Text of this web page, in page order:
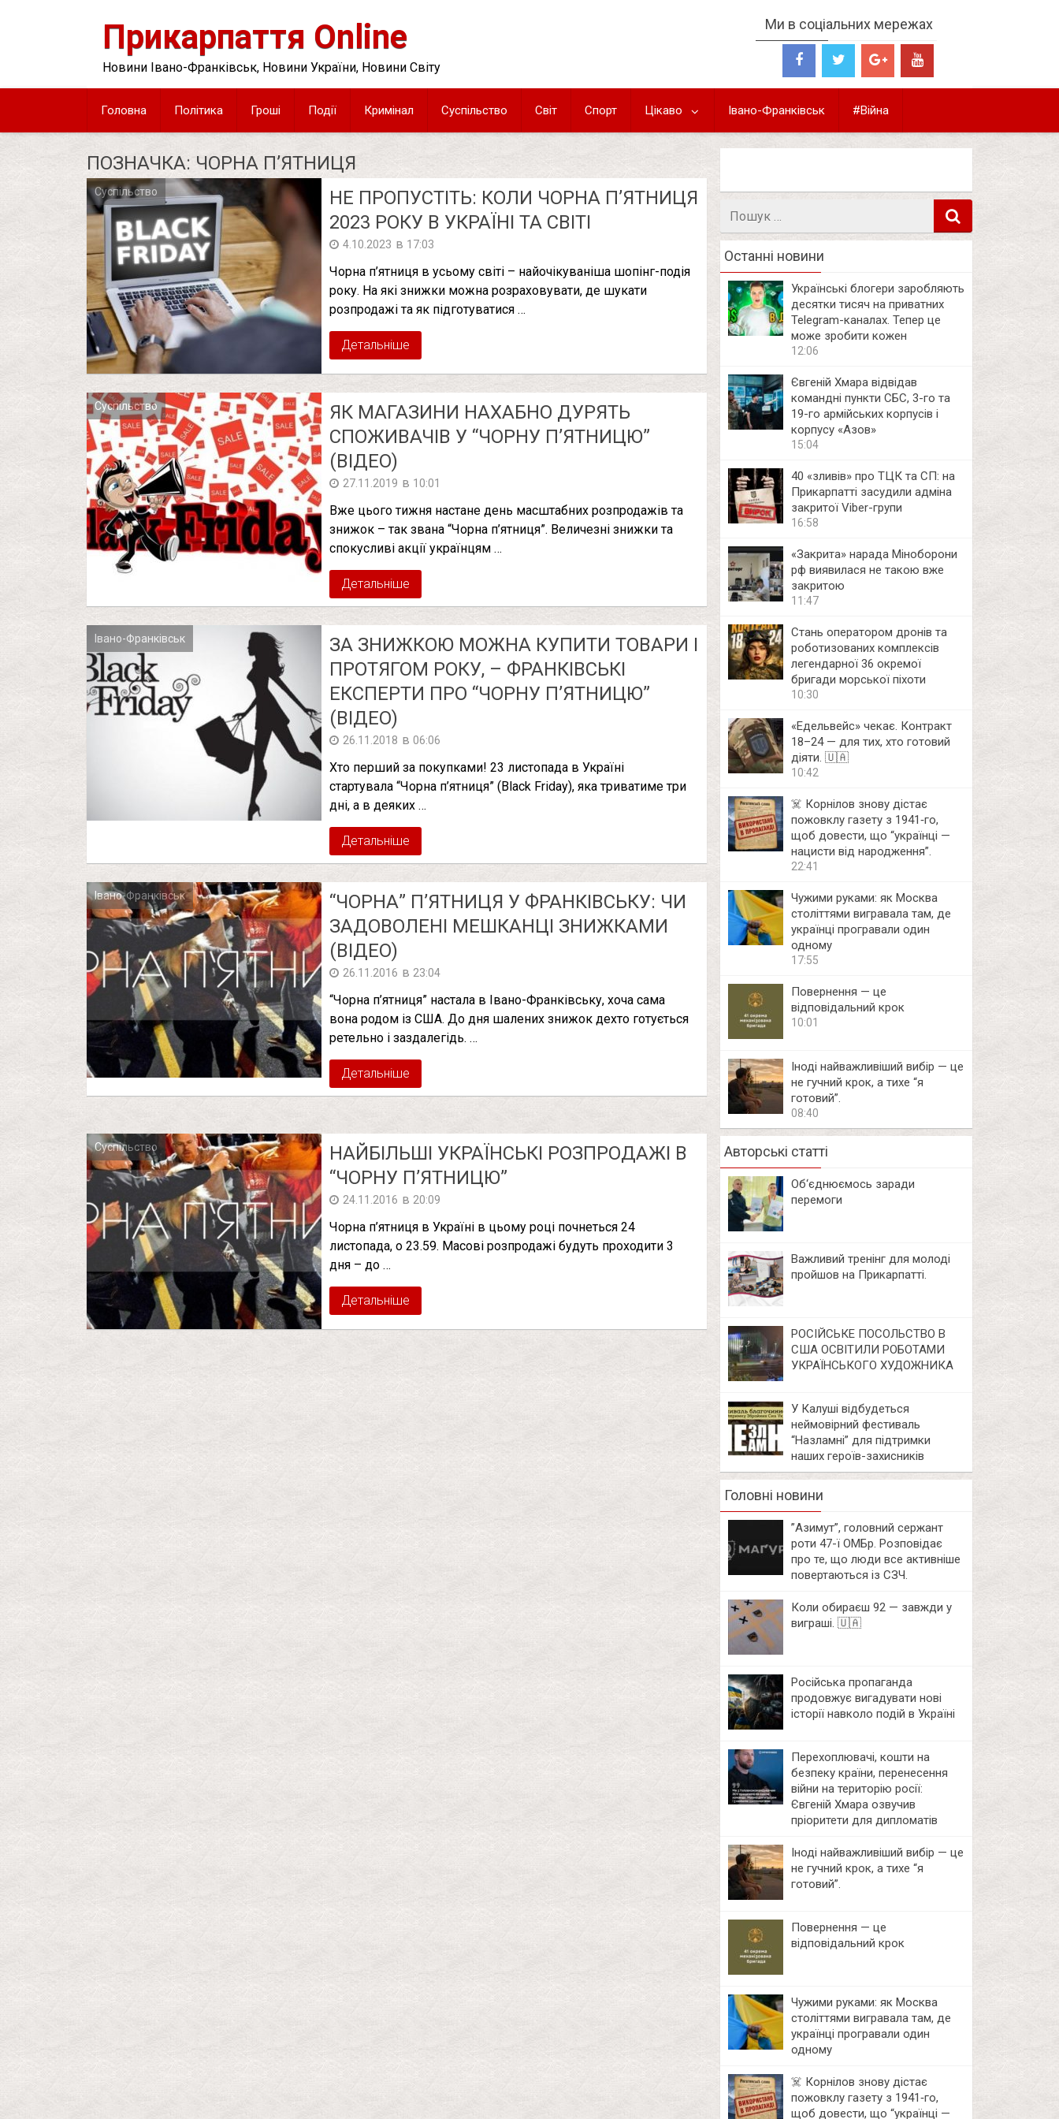
Прикарпаття Online
Новини Івано-Франківськ, Новини України, Новини Світу
Ми в соціальних мережах
Головна Політика Гроші Події Кримінал Суспільство Світ Спорт Цікаво Івано-Франківськ #Війна
ПОЗНАЧКА: ЧОРНА П’ЯТНИЦЯ
Суспільство
НЕ ПРОПУСТІТЬ: КОЛИ ЧОРНА П’ЯТНИЦЯ
2023 РОКУ В УКРАЇНІ ТА СВІТІ
4.10.2023 в 17:03
Чорна п’ятниця в усьому світі – найочікуваніша шопінг-подія
року. На які знижки можна розраховувати, де шукати
розпродажі та як підготуватися …
Детальніше
Суспільство
ЯК МАГАЗИНИ НАХАБНО ДУРЯТЬ
СПОЖИВАЧІВ У “ЧОРНУ П’ЯТНИЦЮ”
(ВІДЕО)
27.11.2019 в 10:01
Вже цього тижня настане день масштабних розпродажів та
знижок – так звана “Чорна п’ятниця”. Величезні знижки та
спокусливі акції українцям …
Детальніше
Івано-Франківськ
ЗА ЗНИЖКОЮ МОЖНА КУПИТИ ТОВАРИ І
ПРОТЯГОМ РОКУ, – ФРАНКІВСЬКІ
ЕКСПЕРТИ ПРО “ЧОРНУ П’ЯТНИЦЮ”
(ВІДЕО)
26.11.2018 в 06:06
Хто перший за покупками! 23 листопада в Україні
стартувала “Чорна п’ятниця” (Black Friday), яка триватиме три
дні, а в деяких …
Детальніше
Івано-Франківськ
“ЧОРНА” П’ЯТНИЦЯ У ФРАНКІВСЬКУ: ЧИ
ЗАДОВОЛЕНІ МЕШКАНЦІ ЗНИЖКАМИ
(ВІДЕО)
26.11.2016 в 23:04
“Чорна п’ятниця” настала в Івано-Франківську, хоча сама
вона родом із США. До дня шалених знижок дехто готується
ретельно і заздалегідь. …
Детальніше
Суспільство
НАЙБІЛЬШІ УКРАЇНСЬКІ РОЗПРОДАЖІ В
“ЧОРНУ П’ЯТНИЦЮ”
24.11.2016 в 20:09
Чорна п’ятниця в Україні в цьому році почнеться 24
листопада, о 23.59. Масові розпродажі будуть проходити 3
дня – до …
Детальніше
Останні новини
Українські блогери заробляють
десятки тисяч на приватних
Telegram-каналах. Тепер це
може зробити кожен
12:06
Євгеній Хмара відвідав
командні пункти СБС, 3-го та
19-го армійських корпусів і
корпусу «Азов»
15:04
40 «зливів» про ТЦК та СП: на
Прикарпатті засудили адміна
закритої Viber-групи
16:58
«Закрита» нарада Міноборони
рф виявилася не такою вже
закритою
11:47
Стань оператором дронів та
роботизованих комплексів
легендарної 36 окремої
бригади морської піхоти
10:30
«Едельвейс» чекає. Контракт
18–24 — для тих, хто готовий
діяти. 🇺🇦
10:42
☠️ Корнілов знову дістає
пожовклу газету з 1941‑го,
щоб довести, що “українці —
нацисти від народження”.
22:41
Чужими руками: як Москва
століттями вигравала там, де
українці програвали один
одному
17:55
Повернення — це
відповідальний крок
10:01
Іноді найважливіший вибір — це
не гучний крок, а тихе “я
готовий”.
08:40
Авторські статті
Об‘єднюємось заради
перемоги
Важливий тренінг для молоді
пройшов на Прикарпатті.
РОСІЙСЬКЕ ПОСОЛЬСТВО В
США ОСВІТИЛИ РОБОТАМИ
УКРАЇНСЬКОГО ХУДОЖНИКА
У Калуші відбудеться
неймовірний фестиваль
“Назламні” для підтримки
наших героїв-захисників
Головні новини
⁨”Азимут”, головний сержант
роти 47-ї ОМБр. Розповідає
про те, що люди все активніше
повертаються із СЗЧ.
Коли обираєш 92 — завжди у
виграші. 🇺🇦
Російська пропаганда
продовжує вигадувати нові
історії навколо подій в Україні
Перехоплювачі, кошти на
безпеку країни, перенесення
війни на територію росії:
Євгеній Хмара озвучив
пріоритети для дипломатів
Іноді найважливіший вибір — це
не гучний крок, а тихе “я
готовий”.
Повернення — це
відповідальний крок
Чужими руками: як Москва
століттями вигравала там, де
українці програвали один
одному
☠️ Корнілов знову дістає
пожовклу газету з 1941‑го,
щоб довести, що “українці —